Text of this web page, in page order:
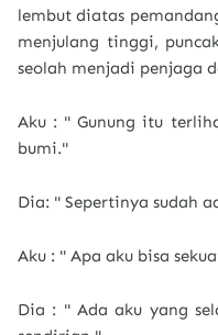
lembut diatas
menjulang tinggi,
seolah menjadi penjaga
Aku : " Gunung itu
bumi."
Dia: " Sepertinya sudah
Aku : " Apa aku bisa
Dia : " Ada aku yang